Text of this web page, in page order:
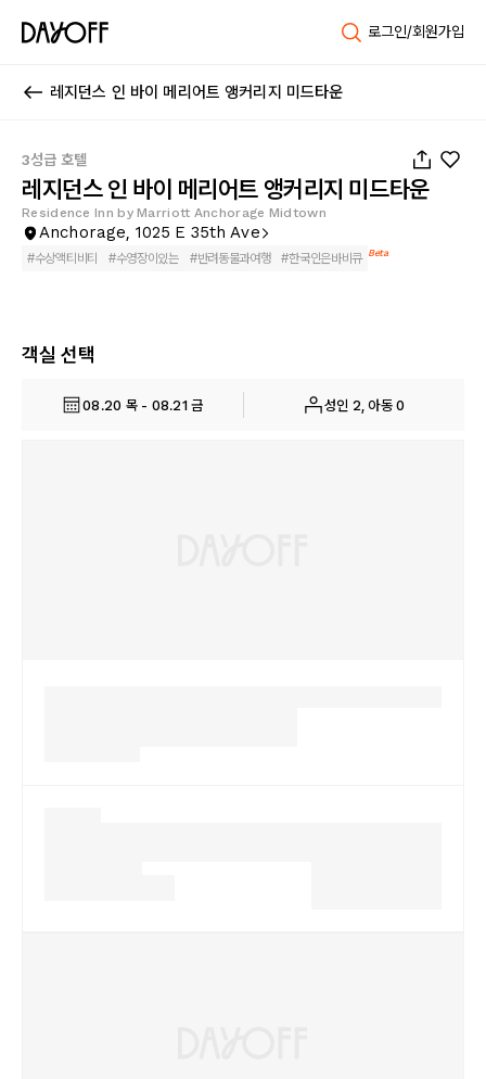
로그인/회원가입
레지던스 인 바이 메리어트 앵커리지 미드타운
3성급 호텔
레지던스 인 바이 메리어트 앵커리지 미드타운
Residence Inn by Marriott Anchorage Midtown
Anchorage, 1025 E 35th Ave
#수상액티비티 #수영장이있는 #반려동물과여행 #한국인은바비큐 Beta
객실 선택
08.20 목 - 08.21 금 성인 2, 아동 0